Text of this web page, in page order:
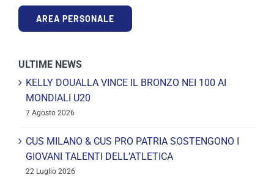
AREA PERSONALE
ULTIME NEWS
KELLY DOUALLA VINCE IL BRONZO NEI 100 AI
MONDIALI U20
7 Agosto 2026
CUS MILANO & CUS PRO PATRIA SOSTENGONO I
GIOVANI TALENTI DELL’ATLETICA
22 Luglio 2026